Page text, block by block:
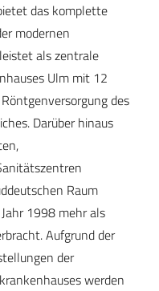
das komplette
modernen
als zentrale
Ulm mit 12
des
Darüber hinaus
Raum
1998 mehr als
Aufgrund der
der
werden